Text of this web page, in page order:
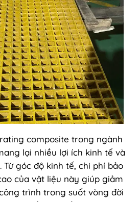
composite trong ngành
lại nhiều lợi ích kinh tế và
góc độ kinh tế, chi phí bảo
của vật liệu này giúp giảm
trình trong suốt vòng đời